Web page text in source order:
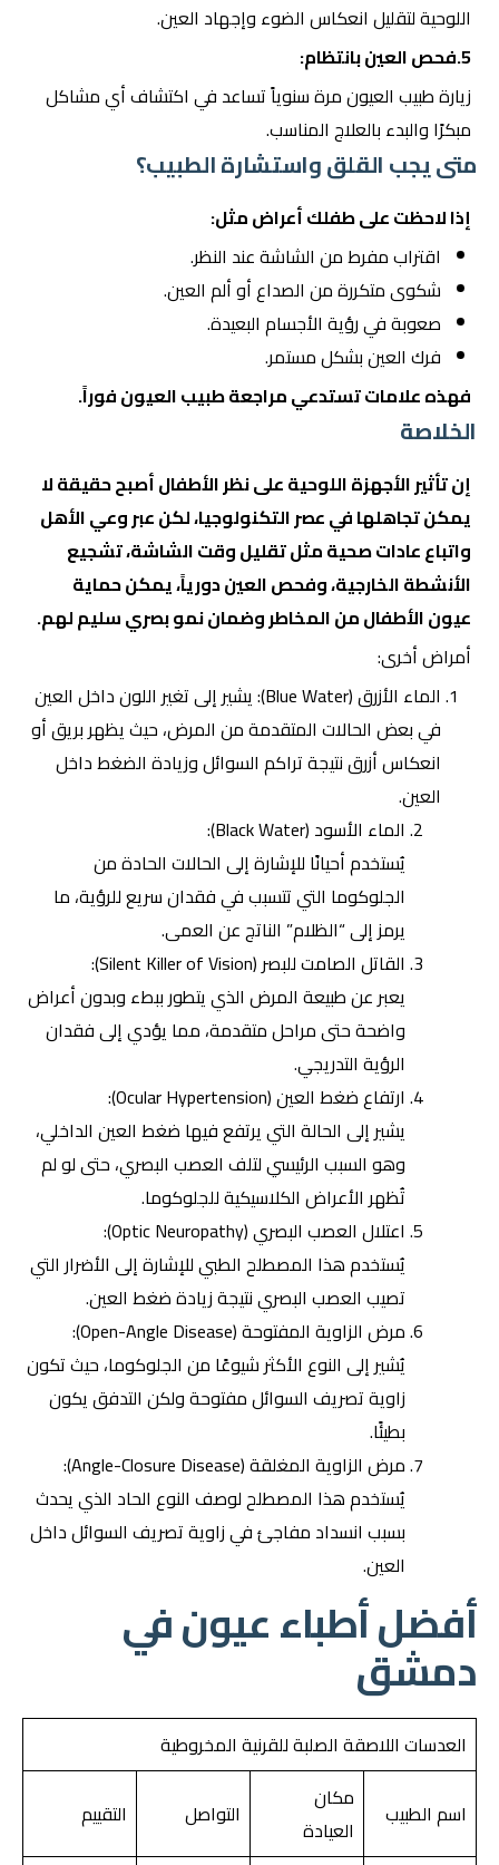
اللوحية لتقليل انعكاس الضوء وإجهاد العين.
5.فحص العين بانتظام:
زيارة طبيب العيون مرة سنوياً تساعد في اكتشاف أي مشاكل
مبكرًا والبدء بالعلاج المناسب.
متى يجب القلق واستشارة الطبيب؟
إذا لاحظت على طفلك أعراض مثل:
اقتراب مفرط من الشاشة عند النظر.
شكوى متكررة من الصداع أو ألم العين.
صعوبة في رؤية الأجسام البعيدة.
فرك العين بشكل مستمر.
فهذه علامات تستدعي مراجعة طبيب العيون فوراً.
الخلاصة
إن تأثير الأجهزة اللوحية على نظر الأطفال أصبح حقيقة لا
يمكن تجاهلها في عصر التكنولوجيا، لكن عبر وعي الأهل
واتباع عادات صحية مثل تقليل وقت الشاشة، تشجيع
الأنشطة الخارجية، وفحص العين دورياً، يمكن حماية
عيون الأطفال من المخاطر وضمان نمو بصري سليم لهم.
أمراض أخرى:
الماء الأزرق (Blue Water): يشير إلى تغير اللون داخل العين
في بعض الحالات المتقدمة من المرض، حيث يظهر بريق أو
انعكاس أزرق نتيجة تراكم السوائل وزيادة الضغط داخل
العين.
الماء الأسود (Black Water):
يُستخدم أحيانًا للإشارة إلى الحالات الحادة من
الجلوكوما التي تتسبب في فقدان سريع للرؤية، ما
يرمز إلى “الظلام” الناتج عن العمى.
القاتل الصامت للبصر(Silent Killer of Vision):
يعبر عن طبيعة المرض الذي يتطور ببطء وبدون أعراض
واضحة حتى مراحل متقدمة، مما يؤدي إلى فقدان
الرؤية التدريجي.
ارتفاع ضغط العين (Ocular Hypertension):
يشير إلى الحالة التي يرتفع فيها ضغط العين الداخلي،
وهو السبب الرئيسي لتلف العصب البصري، حتى لو لم
تُظهر الأعراض الكلاسيكية للجلوكوما.
اعتلال العصب البصري (Optic Neuropathy):
يُستخدم هذا المصطلح الطبي للإشارة إلى الأضرار التي
تصيب العصب البصري نتيجة زيادة ضغط العين.
مرض الزاوية المفتوحة (Open-Angle Disease):
يُشير إلى النوع الأكثر شيوعًا من الجلوكوما، حيث تكون
زاوية تصريف السوائل مفتوحة ولكن التدفق يكون
بطيئًا.
مرض الزاوية المغلقة (Angle-Closure Disease):
يُستخدم هذا المصطلح لوصف النوع الحاد الذي يحدث
بسبب انسداد مفاجئ في زاوية تصريف السوائل داخل
العين.
أفضل أطباء عيون في
دمشق
العدسات اللاصقة الصلبة للقرنية المخروطية
اسم الطبيب
مكان
العيادة
التواصل التقييم